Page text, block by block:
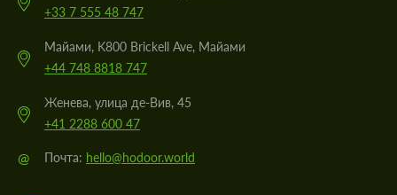
+33 7 555 48 747
Майами, K800 Brickell Ave, Майами
+44 748 8818 747
Женева, улица де-Вив, 45
+41 2288 600 47
@ Почта: hello@hodoor.world